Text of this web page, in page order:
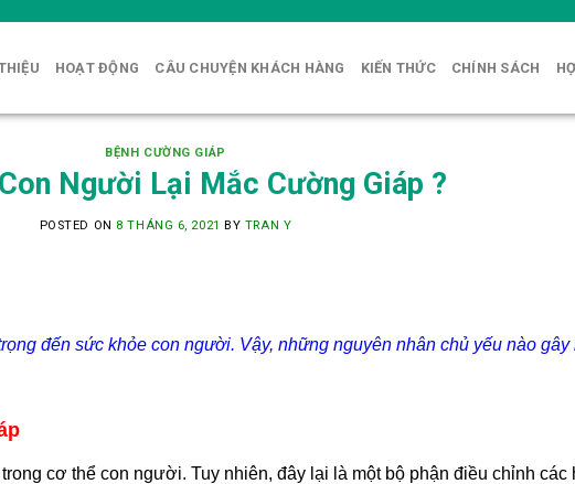
HOẠT ĐỘNG CÂU CHUYỆN KHÁCH HÀNG KIẾN THỨC CHÍNH SÁCH
BỆNH CƯỜNG GIÁP
Người Lại Mắc Cường Giáp ?
POSTED ON 8 THÁNG 6, 2021 BY TRAN Y
đến sức khỏe con người. Vậy, những nguyên nhân chủ yếu nào gây
cơ thể con người. Tuy nhiên, đây lại là một bộ phận điều chỉnh các